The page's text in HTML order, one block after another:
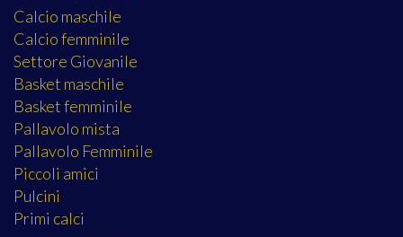
Calcio maschile
Calcio femminile
Settore Giovanile
Basket maschile
Basket femminile
Pallavolo mista
Pallavolo Femminile
Piccoli amici
Pulcini
Primi calci